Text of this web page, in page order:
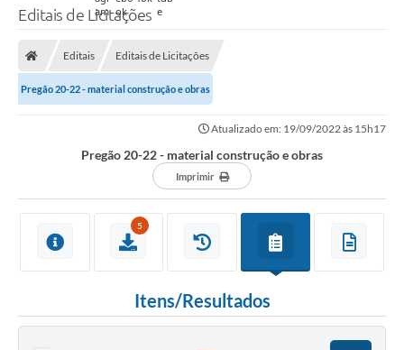
Editais de Licitações
Editais Editais de Licitações
Pregão 20-22 - material construção e obras
Atualizado em: 19/09/2022 às 15h17
Pregão 20-22 - material construção e obras
Imprimir
5
Itens/Resultados